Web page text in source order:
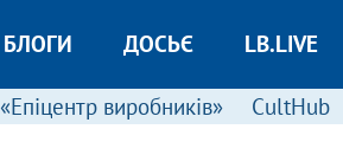
БЛОГИ ДОСЬЄ LB.LIVE
«Епіцентр виробників» CultHub